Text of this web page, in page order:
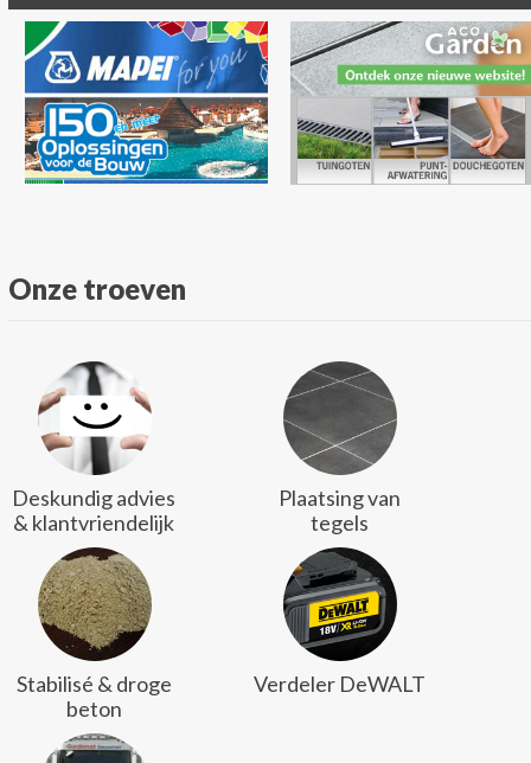
Onze troeven
Deskundig advies
& klantvriendelijk
Plaatsing van
tegels
Stabilisé & droge
beton
Verdeler DeWALT